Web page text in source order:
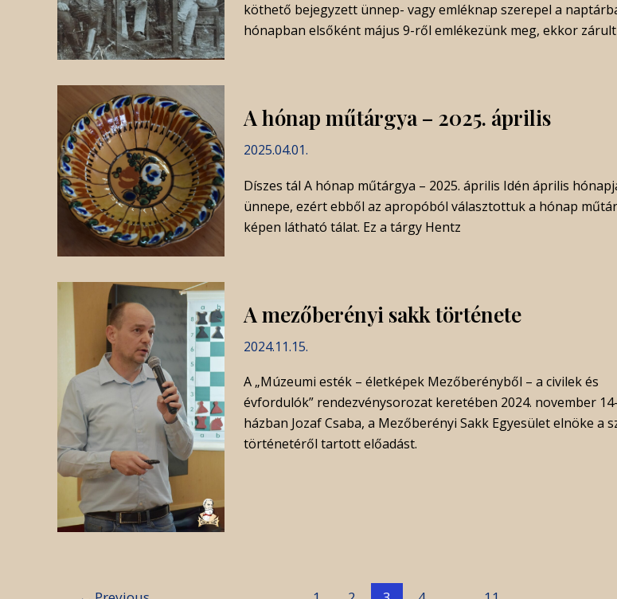
köthető bejegyzett ünnep- vagy emléknap szerepel a
hónapban elsőként május 9-ről emlékezünk meg, ekkor
A hónap műtárgya – 2025. április
2025.04.01.
Díszes tál A hónap műtárgya – 2025. április Idén április
ünnepe, ezért ebből az apropóból választottuk a hónap
képen látható tálat. Ez a tárgy Hentz
A mezőberényi sakk története
2024.11.15.
A „Múzeumi esték – életképek Mezőberényből – a civilek és
évfordulók” rendezvénysorozat keretében 2024. november
házban Jozaf Csaba, a Mezőberényi Sakk Egyesület elnöke a
történetéről tartott előadást.